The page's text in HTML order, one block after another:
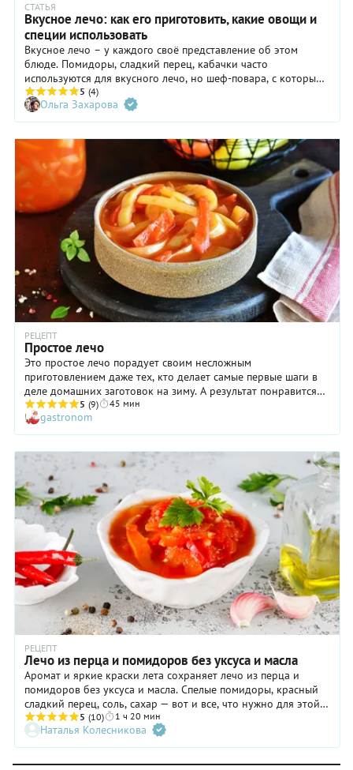
СТАТЬЯ
Вкусное лечо: как его приготовить, какие овощи и
специи использовать
Вкусное лечо – у каждого своё представление об этом
блюде. Помидоры, сладкий перец, кабачки часто
используются для вкусного лечо, но шеф-повара, с которыми
мы поговорили о приготовлении этого овощного блюда,
расширили список неожиданными ингредиентами,
например, арбузными корками и огурцами. О вкусном лечо
рассказывают Анатолий Деренчук, шеф-повар и финалист тв-
шоу «Адская Кухня» и Александр Поздняков, шеф-повар
питерского ресторана Sixty Four. Для начала – небольшая
историческая справка.
5 (4)
Ольга Захарова
РЕЦЕПТ
Простое лечо
Это простое лечо порадует своим несложным
приготовлением даже тех, кто делает самые первые шаги в
деле домашних заготовок на зиму. А результат понравится
даже самым требовательным гурманам: готовое блюдо
обладает идеально сбалансированным вкусом и
выразительной текстурой. Лечо можно подать в качестве
отдельной закуски или легкого гарнира к жареному мясу,
птице, сосискам. В Венгрии же, на родине блюда, его
нередко сопровождают отварным рисом или яичницей. А
еще здесь лечо подают с особой колбасой, которую здесь
изготавливают специально для этого овощного рагу.
5 (9) 45 мин
gastronom
РЕЦЕПТ
Лечо из перца и помидоров без уксуса и масла
Аромат и яркие краски лета сохраняет лечо из перца и
помидоров без уксуса и масла. Спелые помидоры, красный
сладкий перец, соль, сахар — вот и все, что нужно для этой
популярной домашней заготовки на зиму. Не нужно
добавлять ни лук, ни морковь, ни другие овощи. Разве что
немного чесночка и острого перца для пикантности. И
никакого уксуса — томатный сок с солью — отличный
5 (10) 1 ч 20 мин
Наталья Колесникова